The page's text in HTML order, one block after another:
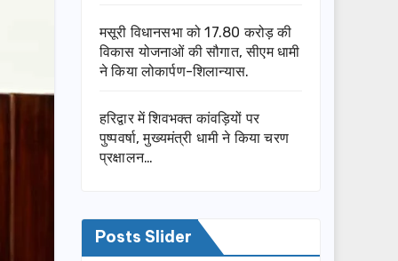
मसूरी विधानसभा को 17.80 करोड़ की
विकास योजनाओं की सौगात, सीएम धामी
ने किया लोकार्पण-शिलान्यास.
हरिद्वार में शिवभक्त कांवड़ियों पर
पुष्पवर्षा, मुख्यमंत्री धामी ने किया चरण
प्रक्षालन…
Posts Slider